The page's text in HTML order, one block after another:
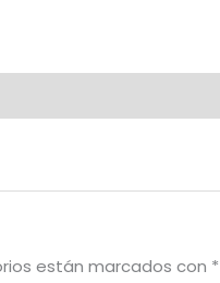
están marcados con *